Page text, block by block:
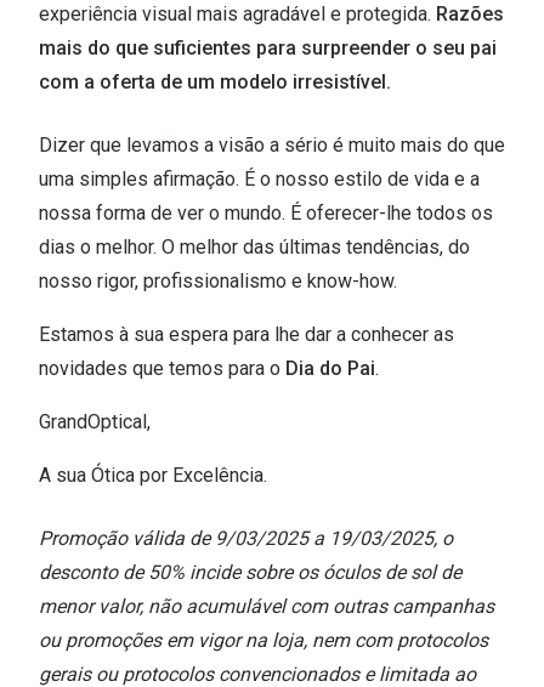
experiência visual mais agradável e protegida. Razões
mais do que suficientes para surpreender o seu pai
com a oferta de um modelo irresistível.
Dizer que levamos a visão a sério é muito mais do que
uma simples afirmação. É o nosso estilo de vida e a
nossa forma de ver o mundo. É oferecer-lhe todos os
dias o melhor. O melhor das últimas tendências, do
nosso rigor, profissionalismo e know-how.
Estamos à sua espera para lhe dar a conhecer as
novidades que temos para o Dia do Pai.
GrandOptical,
A sua Ótica por Excelência.
Promoção válida de 9/03/2025 a 19/03/2025, o
desconto de 50% incide sobre os óculos de sol de
menor valor, não acumulável com outras campanhas
ou promoções em vigor na loja, nem com protocolos
gerais ou protocolos convencionados e limitada ao